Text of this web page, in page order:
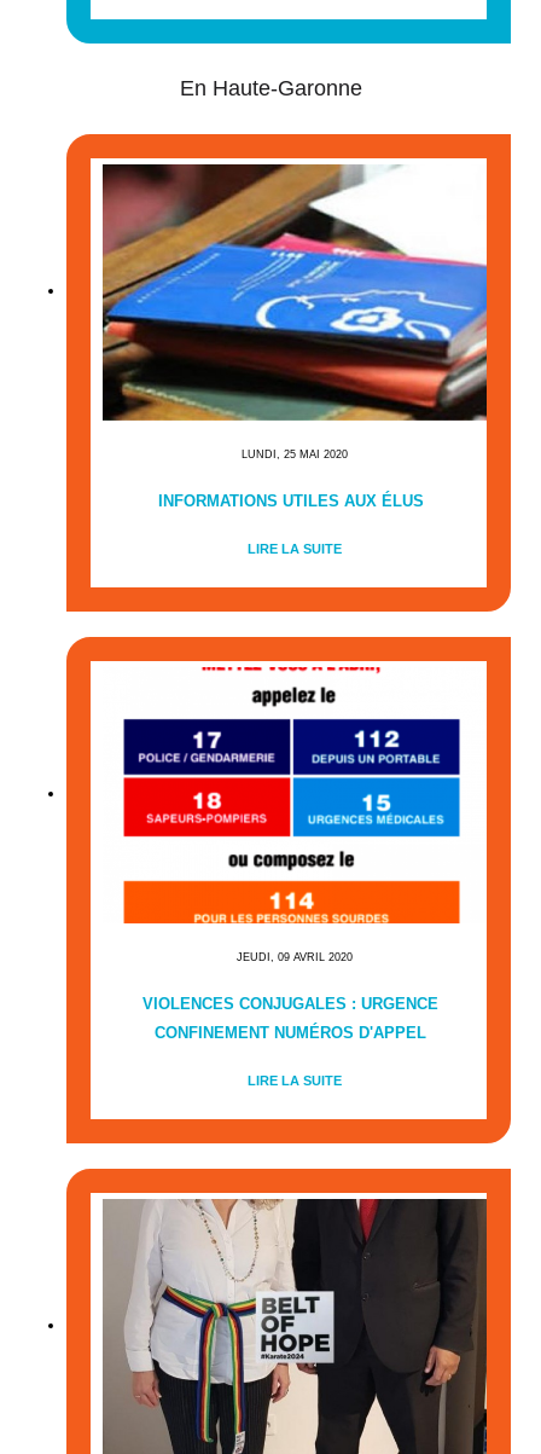
En Haute-Garonne
LUNDI, 25 MAI 2020
INFORMATIONS UTILES AUX ÉLUS
LIRE LA SUITE
JEUDI, 09 AVRIL 2020
VIOLENCES CONJUGALES : URGENCE
CONFINEMENT NUMÉROS D'APPEL
LIRE LA SUITE